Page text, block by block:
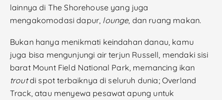
lainnya di The Shorehouse yang juga
mengakomodasi dapur, lounge, dan ruang makan.
Bukan hanya menikmati keindahan danau, kamu
juga bisa mengunjungi air terjun Russell, mendaki sisi
barat Mount Field National Park, memancing ikan
troutdi spot terbaiknya di seluruh dunia; Overland
Track, atau menyewa pesawat apung untuk